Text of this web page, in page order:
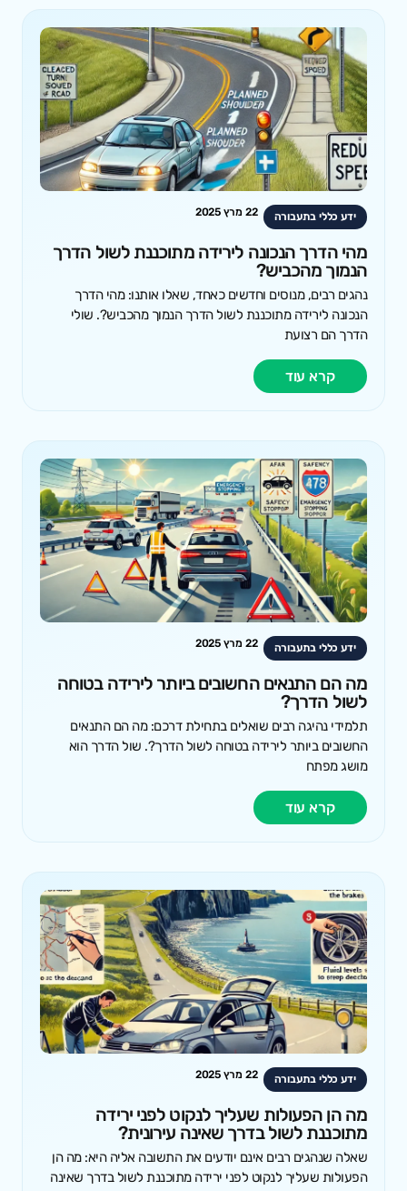
ידע כללי בתעבורה 22 מרץ 2025
מהי הדרך הנכונה לירידה מתוכננת לשול הדרך
הנמוך מהכביש?
נהגים רבים, מנוסים וחדשים כאחד, שאלו אותנו: מהי הדרך
הנכונה לירידה מתוכננת לשול הדרך הנמוך מהכביש?. שולי
הדרך הם רצועת
קרא עוד
ידע כללי בתעבורה 22 מרץ 2025
מה הם התנאים החשובים ביותר לירידה בטוחה
לשול הדרך?
תלמידי נהיגה רבים שואלים בתחילת דרכם: מה הם התנאים
החשובים ביותר לירידה בטוחה לשול הדרך?. שול הדרך הוא
מושג מפתח
קרא עוד
ידע כללי בתעבורה 22 מרץ 2025
מה הן הפעולות שעליך לנקוט לפני ירידה
מתוכננת לשול בדרך שאינה עירונית?
שאלה שנהגים רבים אינם יודעים את התשובה אליה היא: מה הן
הפעולות שעליך לנקוט לפני ירידה מתוכננת לשול בדרך שאינה